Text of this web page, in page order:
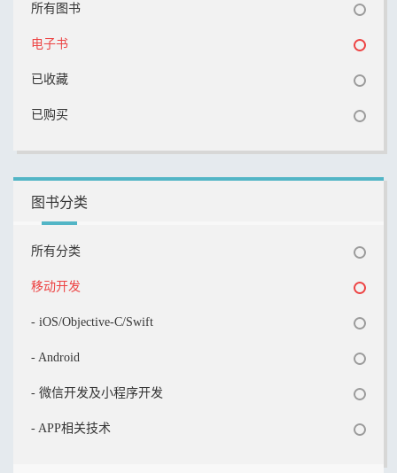
所有图书
电子书
已收藏
已购买
图书分类
所有分类
移动开发
- iOS/Objective-C/Swift
- Android
- 微信开发及小程序开发
- APP相关技术